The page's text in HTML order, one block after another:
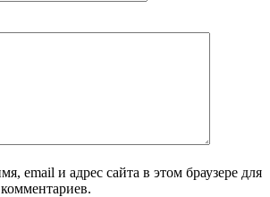
email и адрес сайта в этом браузере для